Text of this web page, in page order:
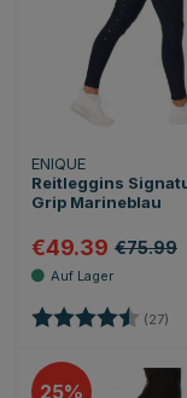
ENIQUE
Reitleggins
Grip Marineblau
€49.39 €75.99
Bewertung: (27)
25